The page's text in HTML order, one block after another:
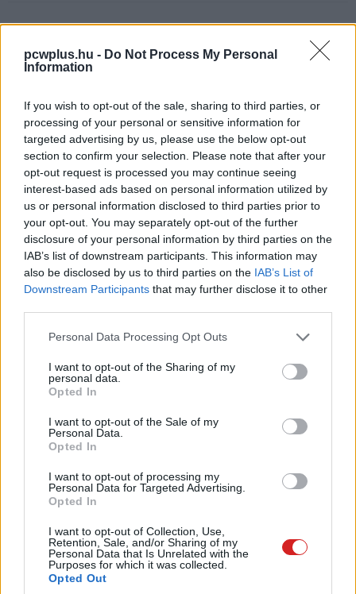
pcwplus.hu - Do Not Process My Personal
Information
If you wish to opt-out of the sale, sharing to third parties, or
processing of your personal or sensitive information for
targeted advertising by us, please use the below opt-out
section to confirm your selection. Please note that after your
opt-out request is processed you may continue seeing
interest-based ads based on personal information utilized by
us or personal information disclosed to third parties prior to
your opt-out. You may separately opt-out of the further
disclosure of your personal information by third parties on the
IAB’s list of downstream participants. This information may
also be disclosed by us to third parties on the IAB’s List of
Downstream Participants that may further disclose it to other
Please note that this website/app uses one or more Google
not limited to your visit or usage behaviour. You may click to
grant or deny consent to Google and its third-party tags to
use your data for below specified purposes in below Google
consent section.
Personal Data Processing Opt Outs
I want to opt-out of the Sharing of my
personal data.
Opted In
I want to opt-out of the Sale of my
Personal Data.
Opted In
I want to opt-out of processing my
Personal Data for Targeted Advertising.
Opted In
I want to opt-out of Collection, Use,
Retention, Sale, and/or Sharing of my
Personal Data that Is Unrelated with the
Purposes for which it was collected.
Opted Out
Sejthetően egy kisebb vagyonba kerül a
brutális kapacitású lapka.
Az okostelefonok és táblagépek számítási
teljesítményének növekedésével párhuzamosan a
háttértár nagyobb kapacitása iránti igény is
folyamatosan nő, hiszen a rengeteg zene és videó
mellett már a komolyabb 3D-s játékok helyigénye is
meglepően magassá vált.
mostBarcelonában bemutattaa világ első 128
gigabájtos microSDXC kártyáját, amely kapacitásra
rádupláz a jelenleg kapható legkomolyabb modellekre. A
gyártó állítása szerint a specifikusan mobilokba és
tabletekbe ajánlott termék bődületes tárhelyét a
memórialapkák egymásra tetejére halmozásával érték el,
az új kártyájuk belsejében 16 szinten helyezkednek el a
A Sandisk 128 gigás microSDXC kártyája papíron már
nemzetközileg elérhető, az Egyesült Államokban hétfőtől